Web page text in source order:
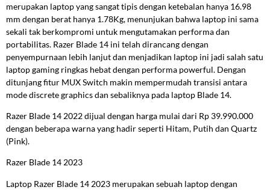
merupakan laptop yang sangat tipis dengan ketebalan hanya 16.98
mm dengan berat hanya 1.78Kg, menunjukan bahwa laptop ini sama
sekali tak berkompromi untuk mengutamakan performa dan
portabilitas. Razer Blade 14 ini telah dirancang dengan
penyempurnaan lebih lanjut dan menjadikan laptop ini jadi salah satu
laptop gaming ringkas hebat dengan performa powerful. Dengan
ditunjang fitur MUX Switch makin mempermudah transisi antara
mode discrete graphics dan sebaliknya pada laptop Blade 14.
Razer Blade 14 2022 dijual dengan harga mulai dari Rp 39.990.000
dengan beberapa warna yang hadir seperti Hitam, Putih dan Quartz
(Pink).
Razer Blade 14 2023
Laptop Razer Blade 14 2023 merupakan sebuah laptop dengan